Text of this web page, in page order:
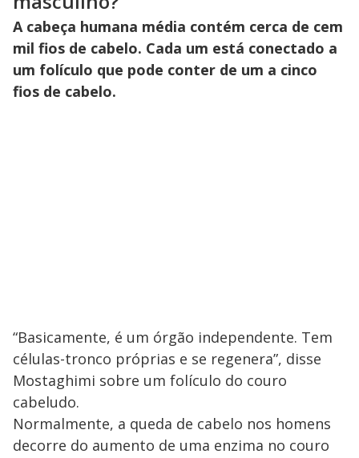
A cabeça humana média contém cerca de cem
mil fios de cabelo. Cada um está conectado a
um folículo que pode conter de um a cinco
fios de cabelo.
“Basicamente, é um órgão independente. Tem
células-tronco próprias e se regenera”, disse
Mostaghimi sobre um folículo do couro
cabeludo.
Normalmente, a queda de cabelo nos homens
decorre do aumento de uma enzima no couro